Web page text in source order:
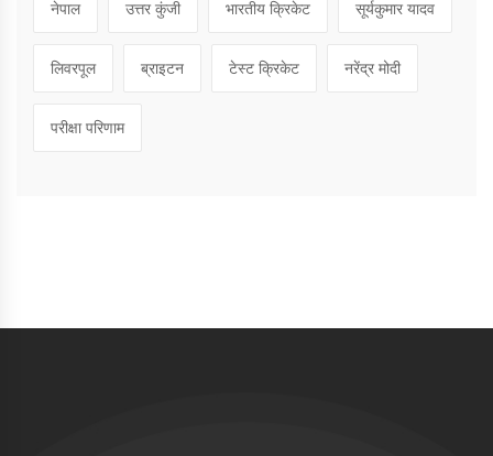
नेपाल उत्तर कुंजी भारतीय क्रिकेट सूर्यकुमार यादव
लिवरपूल ब्राइटन टेस्ट क्रिकेट नरेंद्र मोदी
परीक्षा परिणाम